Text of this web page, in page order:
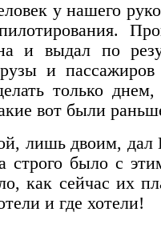
у нашего
и выдал по
и
только
вот были
лишь двоим, дал
строго было с
как сейчас их
и где хотели!